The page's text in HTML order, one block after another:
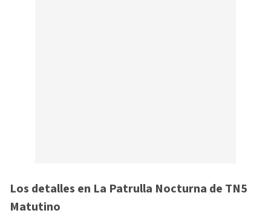
Los detalles en La Patrulla Nocturna de TN5
Matutino